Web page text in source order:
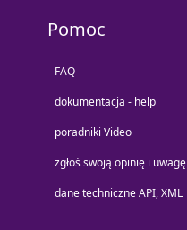
Pomoc
FAQ
dokumentacja - help
poradniki Video
zgłoś swoją opinię i uwagę
dane techniczne API, XML